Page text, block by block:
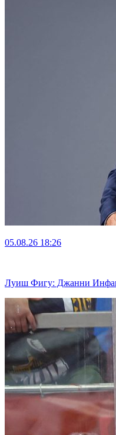
05.08.26 18:26
Луиш Фигу: Джанни